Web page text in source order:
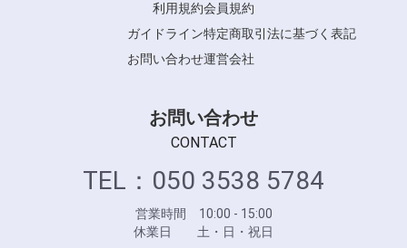
利用規約会員規約
ガイドライン特定商取引法に基づく表記
お問い合わせ運営会社
お問い合わせ
CONTACT
TEL：050 3538 5784
営業時間 10:00 - 15:00
休業日 土・日・祝日